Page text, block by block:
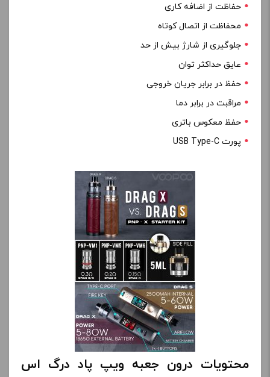
حفاظت از اضافه کاری
محفاظت از اتصال کوتاه
جلوگیری از شارژ بیش از حد
عایق حداکثر توان
حفظ در برابر جریان خروجی
مراقبت در برابر دما
حفظ معکوس باتری
پورت USB Type-C
محتویات درون جعبه ویپ پاد درگ اس